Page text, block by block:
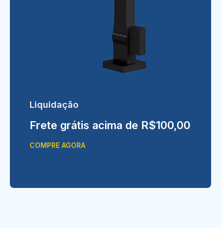
Liquidação
Frete grátis acima de R$100,00
COMPRE AGORA